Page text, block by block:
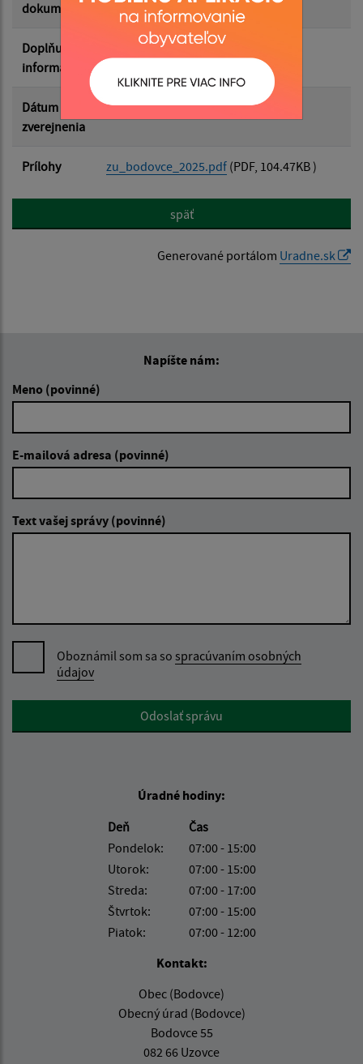
dokumentu
Doplňujúce
informácie
Dátum
zverejnenia
28.05.2026
Prílohy zu_bodovce_2025.pdf (PDF, 104.47KB )
späť
Generované portálom Uradne.sk
Napíšte nám:
Meno (povinné)
E-mailová adresa (povinné)
Text vašej správy (povinné)
Oboznámil som sa so spracúvaním osobných
údajov
Google reCaptcha ResponseOdoslať správu
Úradné hodiny:
Deň
Čas
Pondelok:
07:00 - 15:00
Utorok:
07:00 - 15:00
Streda:
07:00 - 17:00
Štvrtok:
07:00 - 15:00
Piatok:
07:00 - 12:00
Kontakt:
Obec (Bodovce)
Obecný úrad (Bodovce)
Bodovce 55
082 66 Uzovce